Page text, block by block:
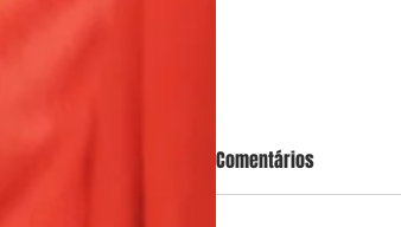
Comentários